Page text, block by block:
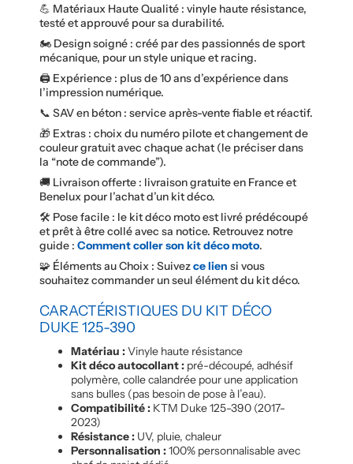
💪 Matériaux Haute Qualité : vinyle haute résistance,
testé et approuvé pour sa durabilité.
🏍️ Design soigné : créé par des passionnés de sport
mécanique, pour un style unique et racing.
🖨️ Expérience : plus de 10 ans d’expérience dans
l’impression numérique.
📞 SAV en béton : service après-vente fiable et réactif.
🎁 Extras : choix du numéro pilote et changement de
couleur gratuit avec chaque achat (le préciser dans
la “note de commande”).
🚚 Livraison offerte : livraison gratuite en France et
Benelux pour l’achat d’un kit déco.
🛠️ Pose facile : le kit déco moto est livré prédécoupé
et prêt à être collé avec sa notice. Retrouvez notre
guide : Comment coller son kit déco moto.
🧩 Éléments au Choix : Suivezce lien si vous
souhaitez commander un seul élément du kit déco.
CARACTÉRISTIQUES DU KIT DÉCO
DUKE125-390
Matériau :Vinyle haute résistance
Kit déco autocollant : pré-découpé, adhésif
polymère, colle calandrée pour une application
sans bulles (pas besoin de pose à l’eau).
Compatibilité : KTM Duke 125-390 (2017-
2023)
Résistance : UV, pluie, chaleur
Personnalisation :100% personnalisable avec